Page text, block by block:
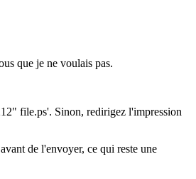
que je ne voulais pas.
file.ps'. Sinon, redirigez l'impression
de l'envoyer, ce qui reste une